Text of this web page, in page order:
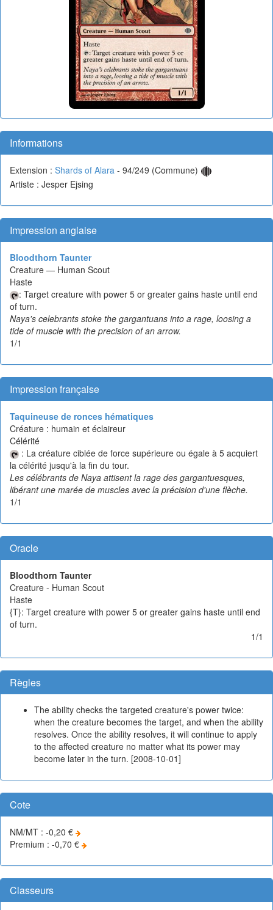
Informations
Extension : Shards of Alara - 94/249 (Commune)
Artiste : Jesper Ejsing
Impression anglaise
Bloodthorn Taunter
Creature — Human Scout
Haste
: Target creature with power 5 or greater gains haste until end
of turn.
Naya's celebrants stoke the gargantuans into a rage, loosing a
tide of muscle with the precision of an arrow.
1/1
Impression française
Taquineuse de ronces hématiques
Créature : humain et éclaireur
Célérité
: La créature ciblée de force supérieure ou égale à 5 acquiert
la célérité jusqu'à la fin du tour.
Les célébrants de Naya attisent la rage des gargantuesques,
libérant une marée de muscles avec la précision d'une flèche.
1/1
Oracle
Bloodthorn Taunter
Creature - Human Scout
Haste
{T}: Target creature with power 5 or greater gains haste until end
of turn.
1/1
Règles
The ability checks the targeted creature's power twice:
when the creature becomes the target, and when the ability
resolves. Once the ability resolves, it will continue to apply
to the affected creature no matter what its power may
become later in the turn. [2008-10-01]
Cote
NM/MT : -0,20 €
Premium : -0,70 €
Classeurs